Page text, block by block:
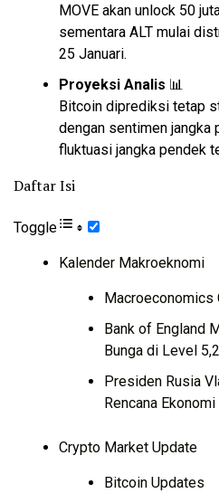
MOVE akan unlock 50
sementara ALT mulai
25 Januari.
Proyeksi Analis 📊
Bitcoin diprediksi tetap
dengan sentimen
fluktuasi jangka pendek
Daftar Isi
Toggle
Kalender Makroeknomi
Macroeconomics
Bank of England
Bunga di Level
Presiden Rusia
Rencana
Crypto Market Update
Bitcoin Updates